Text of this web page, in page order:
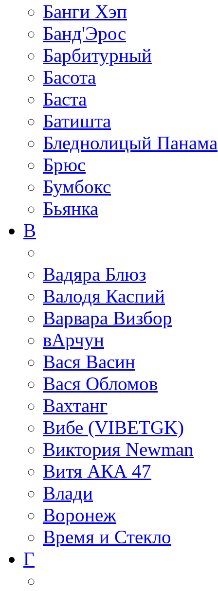
Банги Хэп
Банд'Эрос
Барбитурный
Басота
Баста
Батишта
Бледнолицый Панама
Брюс
Бумбокс
Бьянка
В
Вадяра Блюз
Валодя Каспий
Варвара Визбор
вАрчун
Вася Васин
Вася Обломов
Вахтанг
Вибе (VIBETGK)
Виктория Newman
Витя АКА 47
Влади
Воронеж
Время и Стекло
Г